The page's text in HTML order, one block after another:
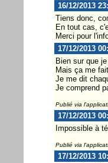
16/12/2013
Tiens donc,
En tout cas,
Merci pour
17/12/2013
Bien sur que
Mais ça me
Je me dit
Je comprend
Publié via
17/12/2013
Impossible à
Publié via
17/12/2013